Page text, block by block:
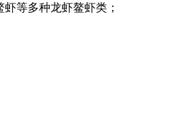
等多种龙虾鳌虾类；